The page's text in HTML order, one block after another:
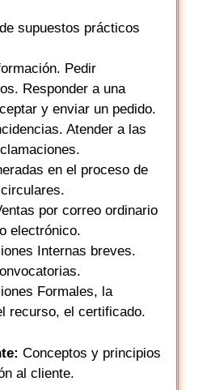
supuestos prácticos
Pedir
Responder a una
y enviar un pedido.
Atender a las
en el proceso de
por correo ordinario
electrónico.
Internas breves.
Formales, la
recurso, el certificado.
Conceptos y principios
al cliente.